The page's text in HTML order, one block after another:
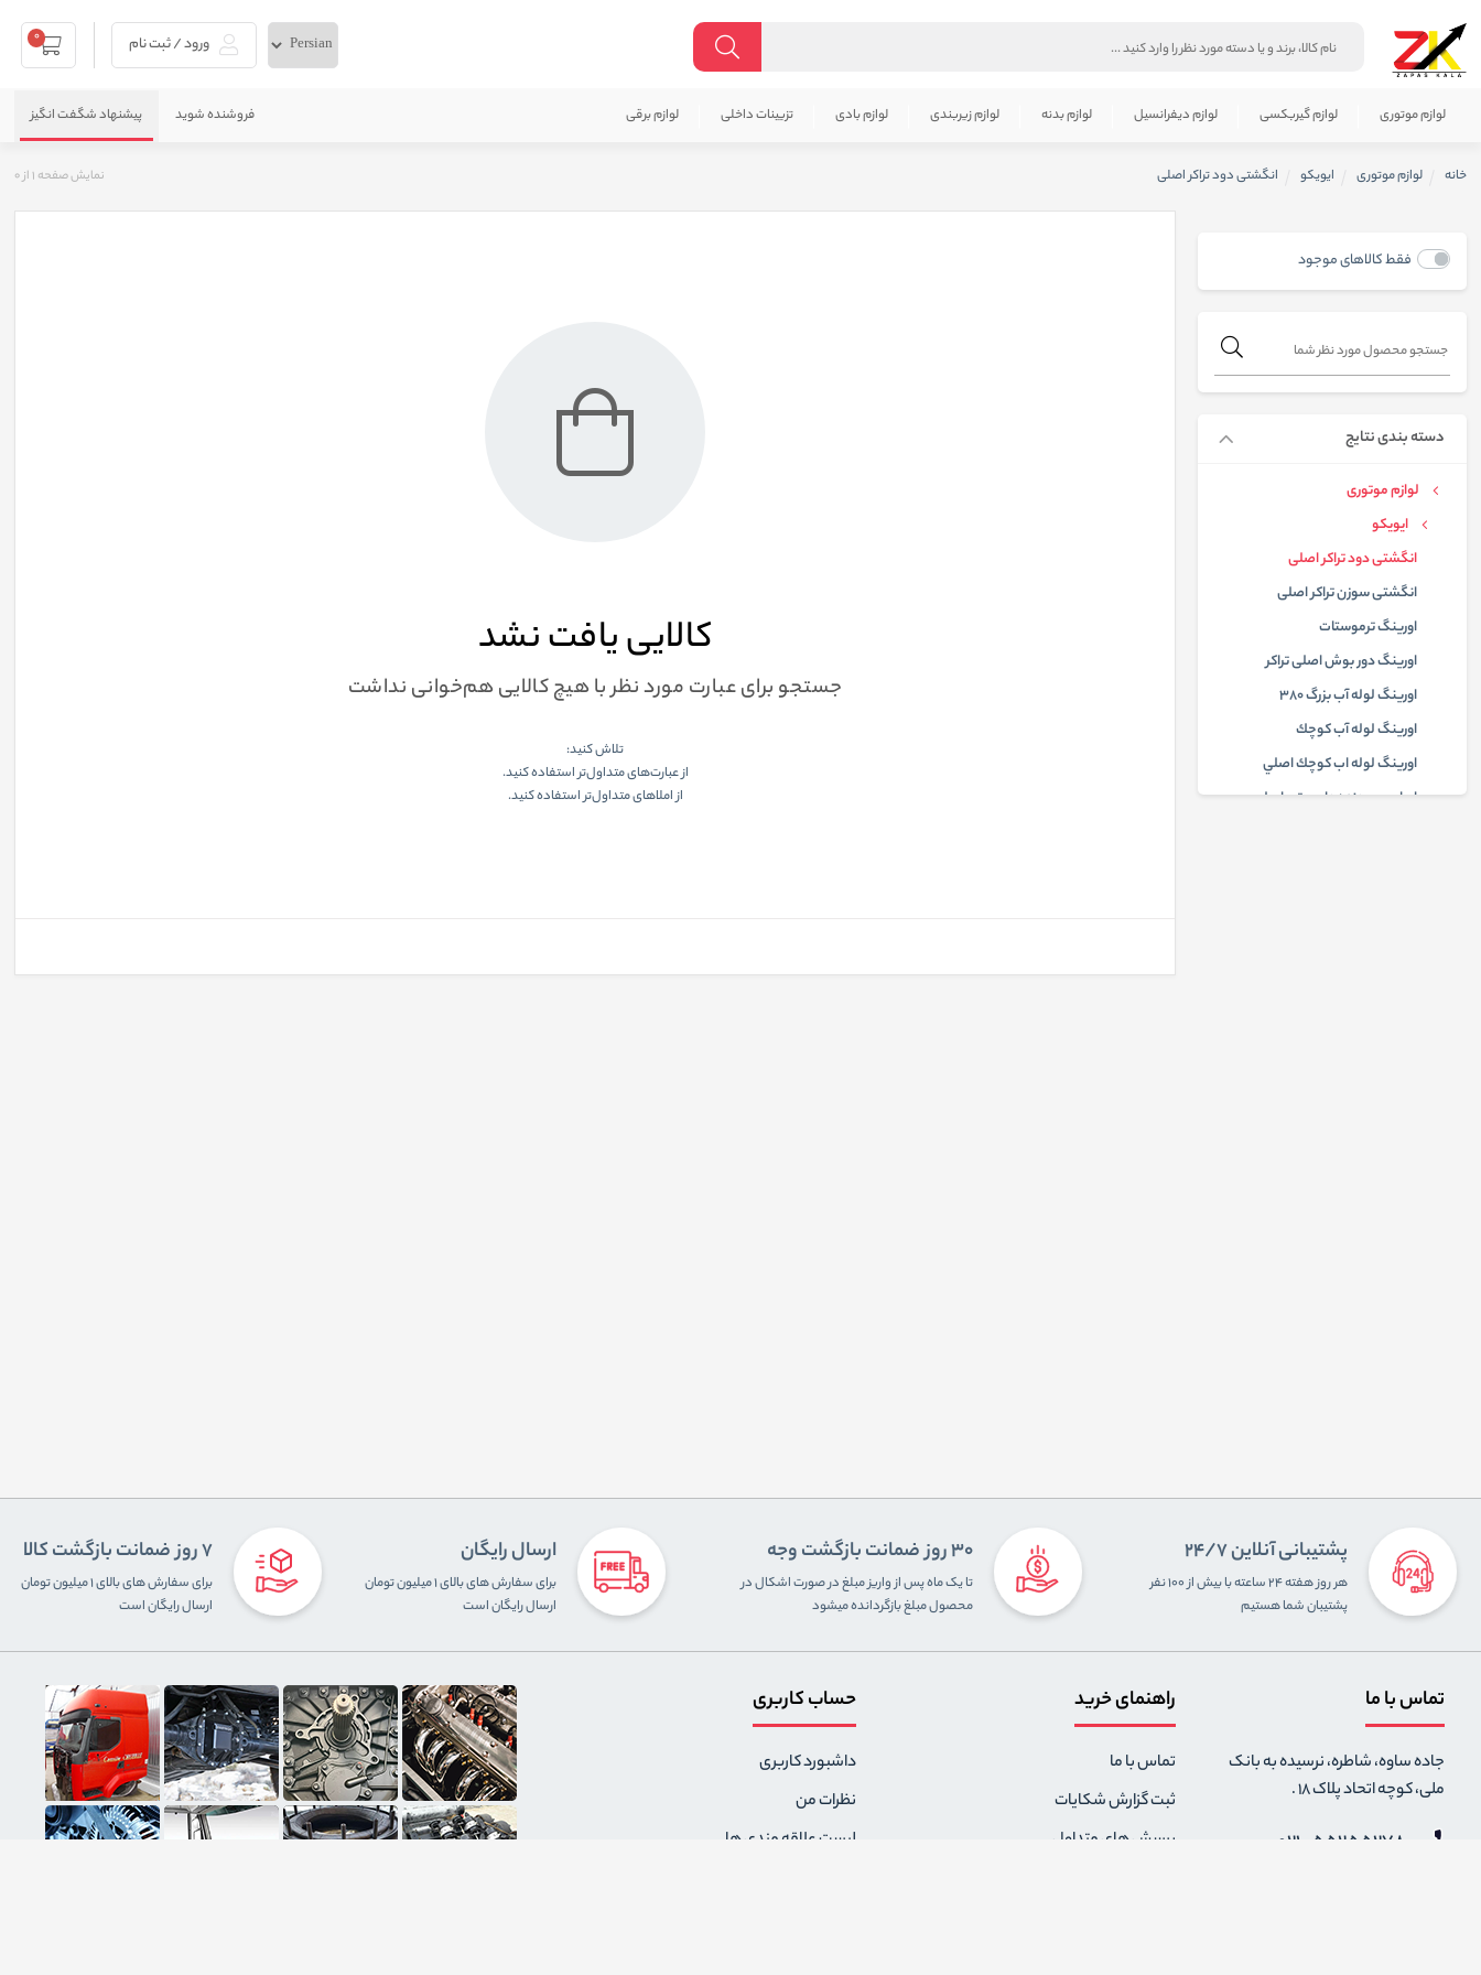
ورود / ثبت نام 0
لوازم موتوری لوازم گیربکسی لوازم دیفرانسیل لوازم بدنه لوازم زیربندی لوازم بادی تزیینات داخلی لوازم برقی فروشنده شوید پیشنهاد شگفت انگیز
خانه لوازم موتوری ایویکو انگشتی دود تراكر اصلی نمایش صفحه 1از0
کالایی یافت نشد
جستجو برای عبارت مورد نظر با هیچ کالایی هم‌خوانی نداشت
تلاش کنید:
از عبارت‌های متداول‌تر استفاده کنید.
از املاهای متداول‌تر استفاده کنید.
فقط کالاهای موجود
دسته بندی نتایج
لوازم موتوری
ایویکو
انگشتی دود تراكر اصلی
انگشتی سوزن تراكر اصلی
اورينگ ترموستات
اورينگ دور بوش اصلی تراكر
اورينگ لوله آب بزرگ 380
اورينگ لوله آب كوچك
اورينگ لوله اب كوچك اصلي
اويل پمپ دنده دار موتور اصلی
پشتیبانی آنلاین 24/7
هر روز هفته ۲۴ ساعته با بیش از ۱۰۰ نفر
پشتیبان شما هستیم
30 روز ضمانت بازگشت وجه
تا یک ماه پس از واریز مبلغ در صورت اشکال در
محصول مبلغ بازگردانده میشود
ارسال رایگان
برای سفارش های بالای ۱ میلیون تومان
ارسال رایگان است
7 روز ضمانت بازگشت کالا
برای سفارش های بالای ۱ میلیون تومان
ارسال رایگان است
تماس با ما
جاده ساوه، شاطره، نرسیده به بانک
ملی، کوچه اتحاد پلاک 18 .
021-55255278
راهنمای خرید
تماس با ما
ثبت گزارش شکایات
پرسش های متداول
حساب کاربری
داشبورد کاربری
نظرات من
لیست علاقه مندی ها